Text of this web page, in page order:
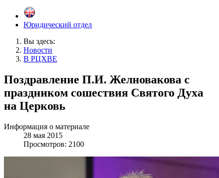
Юридический отдел
Вы здесь:
Новости
В РЦХВЕ
Поздравление П.И. Желновакова с
праздником сошествия Святого Духа
на Церковь
Информация о материале
28 мая 2015
Просмотров: 2100